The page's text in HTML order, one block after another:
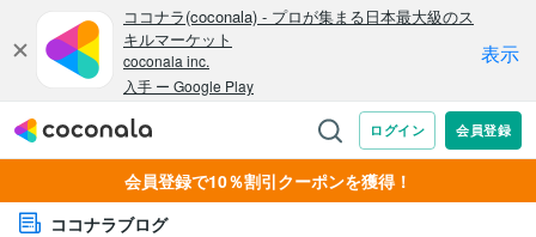
会員登録で10％割引クーポンを獲得！
ココナラブログ